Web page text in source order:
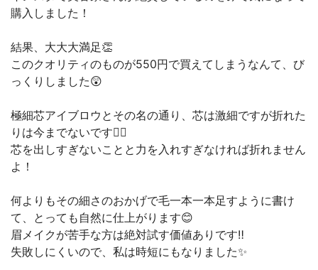
購入しました！
結果、大大大満足👏
このクオリティのものが550円で買えてしまうなんて、び
っくりしました😲
極細芯アイブロウとその名の通り、芯は激細ですが折れた
りは今までないです🙆‍♀️
芯を出しすぎないことと力を入れすぎなければ折れません
よ！
何よりもその細さのおかげで毛一本一本足すように書け
て、とっても自然に仕上がります😊
眉メイクが苦手な方は絶対試す価値ありです‼️
失敗しにくいので、私は時短にもなりました✨